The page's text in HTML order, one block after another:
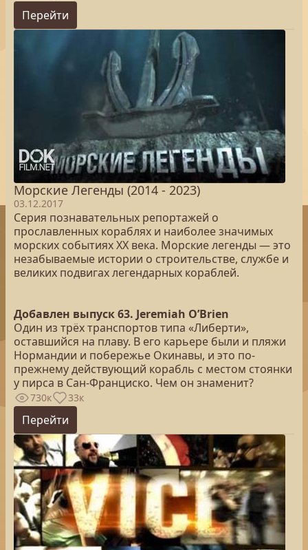
Перейти
Морские Легенды (2014 - 2023)
03.12.2017
Серия познавательных репортажей о
прославленных кораблях и наиболее значимых
морских событиях XX века. Морские легенды — это
незабываемые истории о строительстве, службе и
великих подвигах легендарных кораблей.
Добавлен выпуск 63. Jeremiah O’Brien
Один из трёх транспортов типа «Либерти»,
оставшийся на плаву. В его карьере были и пляжи
Нормандии и побережье Окинавы, и это по-
прежнему действующий корабль с местом стоянки
у пирса в Сан-Франциско. Чем он знаменит?
730к 33к
Перейти